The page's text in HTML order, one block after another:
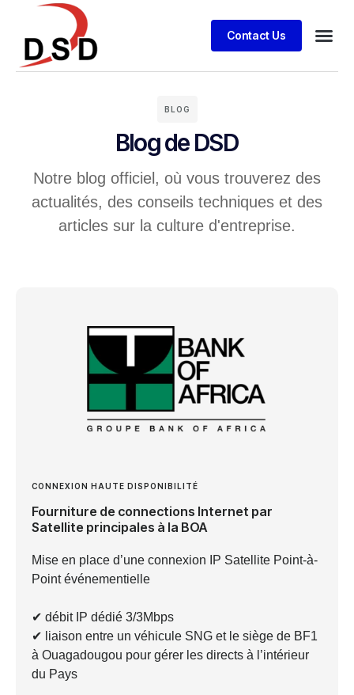
Contact Us
BLOG
Blog de DSD
Notre blog officiel, où vous trouverez des
actualités, des conseils techniques et des
articles sur la culture d'entreprise.
CONNEXION HAUTE DISPONIBILITÉ
Fourniture de connections Internet par
Satellite principales à la BOA
Mise en place d’une connexion IP Satellite Point-à-
Point événementielle
✔︎ débit IP dédié 3/3Mbps
✔︎ liaison entre un véhicule SNG et le siège de BF1
à Ouagadougou pour gérer les directs à l’intérieur
du Pays